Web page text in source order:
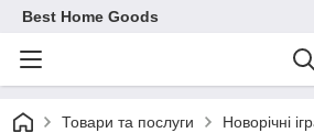
Best Home Goods
Товари та послуги Новорічні